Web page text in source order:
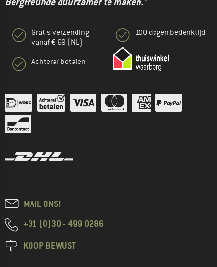
Gratis verzending
vanaf € 69 (NL)
Achteraf betalen
100 dagen bedenktijd
MAIL ONS!
+31 (0)30 - 499 0286
KOOP BEWUST